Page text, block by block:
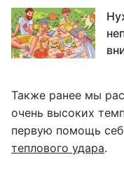
Также ранее мы
очень высоких
первую помощь
теплового удара.